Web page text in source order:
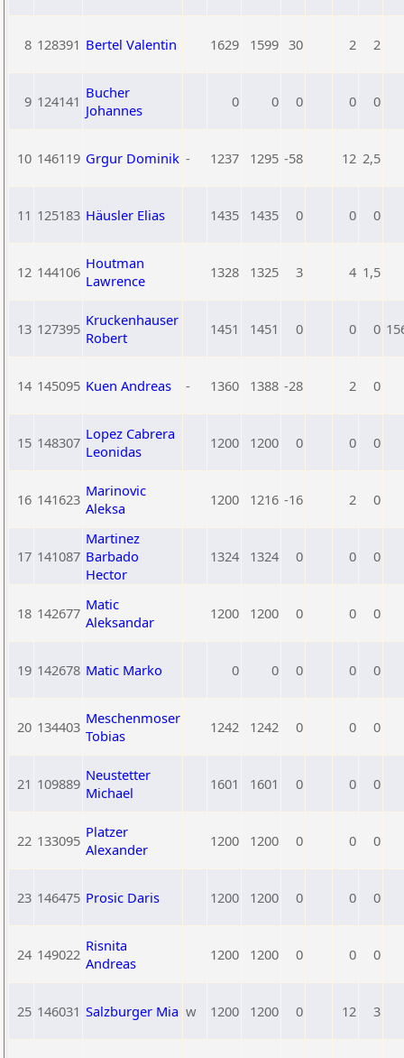
8 128391 Bertel Valentin 1629 1599 30 2 2
9 124141 Bucher
Johannes
0 0 0 0 0
10 146119 Grgur Dominik - 1237 1295 -58 12 2,5
11 125183 Häusler Elias 1435 1435 0 0 0
12 144106 Houtman
Lawrence
1328 1325 3 4 1,5
13 127395 Kruckenhauser
Robert
1451 1451 0 0 0
14 145095 Kuen Andreas - 1360 1388 -28 2 0
15 148307 Lopez Cabrera
Leonidas
1200 1200 0 0 0
16 141623 Marinovic
Aleksa
1200 1216 -16 2 0
17 141087
Martinez
Barbado
Hector
1324 1324 0 0 0
18 142677 Matic
Aleksandar
1200 1200 0 0 0
19 142678 Matic Marko 0 0 0 0 0
20 134403 Meschenmoser
Tobias
1242 1242 0 0 0
21 109889 Neustetter
Michael
1601 1601 0 0 0
22 133095 Platzer
Alexander
1200 1200 0 0 0
23 146475 Prosic Daris 1200 1200 0 0 0
24 149022 Risnita
Andreas
1200 1200 0 0 0
25 146031 Salzburger Mia w 1200 1200 0 12 3